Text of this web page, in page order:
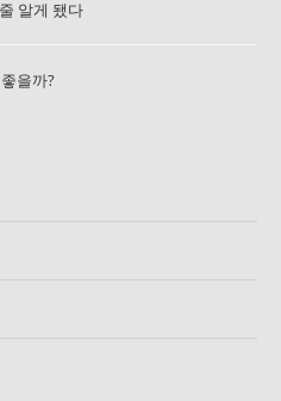
알게 됐다
을까?